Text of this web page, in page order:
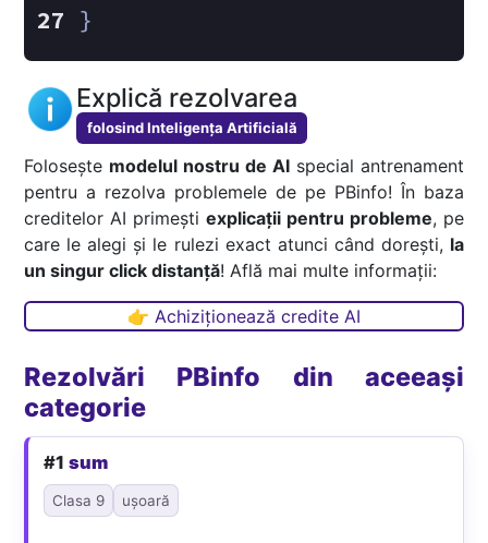
}
Explică rezolvarea
folosind Inteligența Artificială
Folosește modelul nostru de AIspecial antrenament
pentru a rezolva problemele de pe PBinfo! În baza
creditelor AI primești explicații pentru probleme, pe
care le alegi și le rulezi exact atunci când dorești, la
un singur click distanță! Află mai multe informații:
👉 Achiziționează credite AI
Rezolvări PBinfo din aceeași
categorie
#1sum
Clasa 9 ușoară